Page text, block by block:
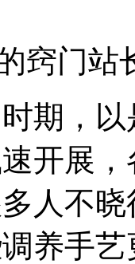
窍门
期，
开展
人不
养手